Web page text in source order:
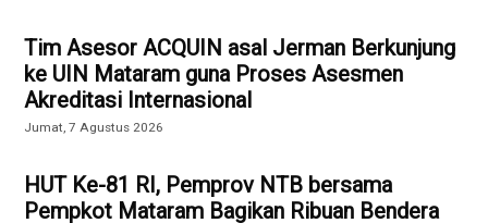
Tim Asesor ACQUIN asal Jerman Berkunjung
ke UIN Mataram guna Proses Asesmen
Akreditasi Internasional
Jumat, 7 Agustus 2026
HUT Ke-81 RI, Pemprov NTB bersama
Pempkot Mataram Bagikan Ribuan Bendera